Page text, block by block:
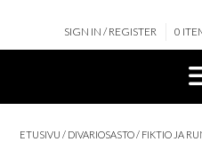
SIGN IN / REGISTER 0
ETUSIVU / DIVARIOSASTO/ FIKTIO JA